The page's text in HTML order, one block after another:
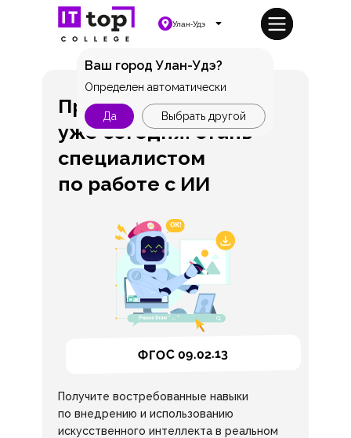
Улан-Удэ
Ваш город Улан-Удэ?
Да Выбрать другой
Определен автоматически
ФГОС 09.02.13
Получите востребованные навыки
по внедрению и использованию
искусственного интеллекта в реальном
Профессия будущего
уже сегодня: стань
специалистом
по работе с ИИ